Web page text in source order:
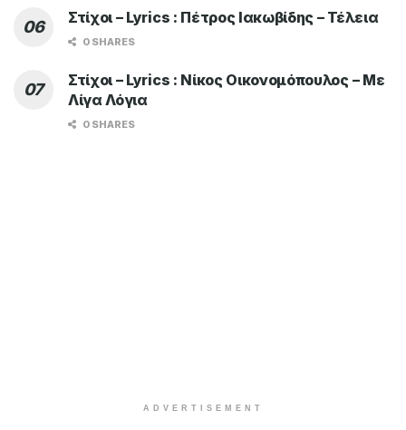
Στίχοι – Lyrics : Πέτρος Ιακωβίδης – Τέλεια
0 SHARES
Στίχοι – Lyrics : Νίκος Οικονομόπουλος – Με
Λίγα Λόγια
0 SHARES
ADVERTISEMENT